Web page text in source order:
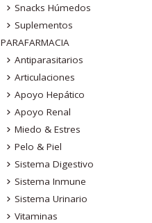
Snacks Húmedos
Suplementos
PARAFARMACIA
Antiparasitarios
Articulaciones
Apoyo Hepático
Apoyo Renal
Miedo & Estres
Pelo & Piel
Sistema Digestivo
Sistema Inmune
Sistema Urinario
Vitaminas